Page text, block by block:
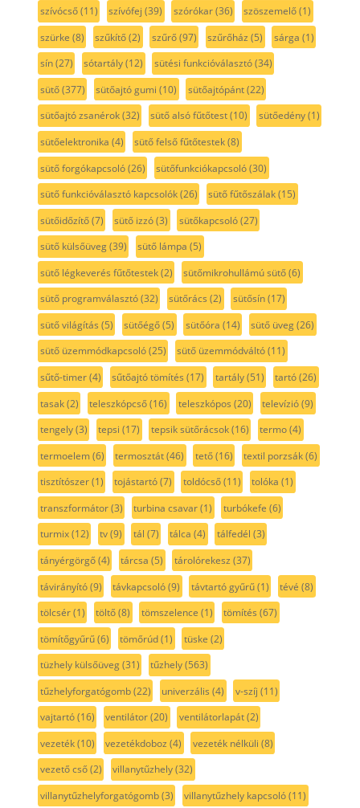
szívócső(11) szívófej (39) szórókar(36) szöszemelő(1)
szürke (8) szűkítő(2) szűrő(97) szűrőház (5) sárga (1)
sín(27) sótartály(12) sütési funkcióválasztó(34)
sütő(377) sütőajtó gumi (10) sütőajtópánt(22)
sütőajtó zsanérok(32) sütő alsó fűtőtest(10) sütőedény(1)
sütőelektronika (4) sütő felső fűtőtestek(8)
sütő forgókapcsoló(26) sütőfunkciókapcsoló(30)
sütő funkcióválasztó kapcsolók(26) sütő fűtőszálak(15)
sütőidőzítő(7) sütő izzó(3) sütőkapcsoló(27)
sütő külsőüveg(39) sütő lámpa (5)
sütő légkeverés fűtőtestek(2) sütőmikrohullámú sütő(6)
sütő programválasztó(32) sütőrács (2) sütősín(17)
sütő világítás (5) sütőégő(5) sütőóra (14) sütő üveg(26)
sütő üzemmódkapcsoló(25) sütő üzemmódváltó(11)
sűtő-timer(4) sűtőajtó tömítés (17) tartály(51) tartó(26)
tasak(2) teleszkópcső(16) teleszkópos (20) televízió(9)
tengely(3) tepsi (17) tepsik sütőrácsok(16) termo(4)
termoelem(6) termosztát(46) tető(16) textil porzsák(6)
tisztítószer(1) tojástartó(7) toldócső(11) tolóka (1)
transzformátor(3) turbina csavar(1) turbókefe (6)
turmix(12) tv(9) tál (7) tálca (4) tálfedél (3)
tányérgörgő(4) tárcsa (5) tárolórekesz (37)
távirányító(9) távkapcsoló(9) távtartó gyűrű(1) tévé (8)
tölcsér(1) töltő(8) tömszelence (1) tömítés (67)
tömítőgyűrű(6) tömőrúd(1) tüske (2)
tüzhely külsőüveg(31) tűzhely(563)
tűzhelyforgatógomb(22) univerzális (4) v-szíj (11)
vajtartó(16) ventilátor(20) ventilátorlapát(2)
vezeték(10) vezetékdoboz (4) vezeték nélküli (8)
vezető cső(2) villanytűzhely(32)
villanytűzhelyforgatógomb(3) villanytűzhely kapcsoló(11)